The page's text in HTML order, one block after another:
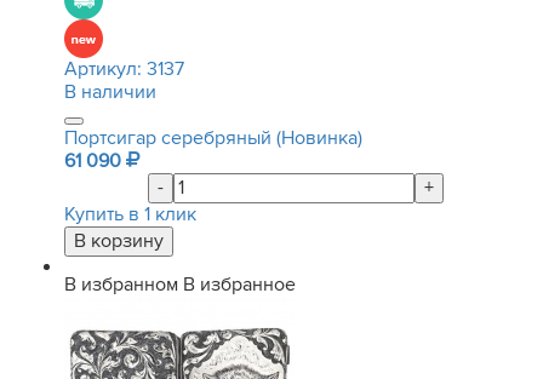
Артикул: 3137
В наличии
Портсигар серебряный (Новинка)
61 090
-
+
Купить в 1 клик
В избранном В избранное